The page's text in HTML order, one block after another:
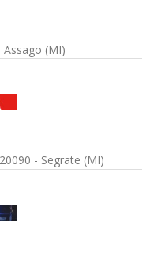
Assago (MI)
- Segrate (MI)